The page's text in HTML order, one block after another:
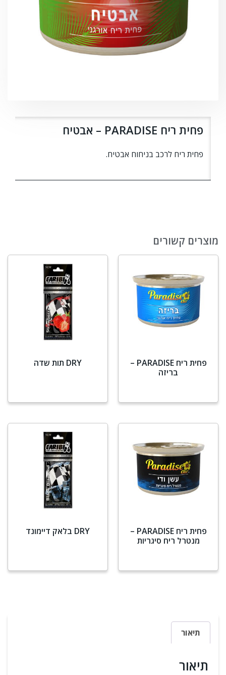
פחית ריח PARADISE – אבטיח
פחית ריח לרכב בניחוח אבטיח.
מוצרים קשורים
פחית ריח PARADISE –
בריזה
DRY תות שדה
פחית ריח PARADISE –
מנטרל ריח סיגריות
DRY בלאק דיימונד
תיאור
תיאור